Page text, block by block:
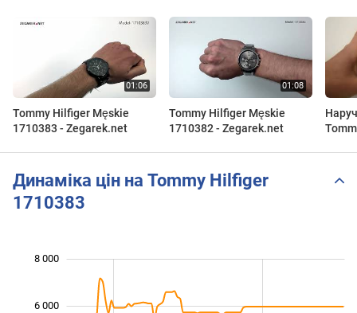
Tommy Hilfiger Męskie
1710383 - Zegarek.net
Tommy Hilfiger Męskie
1710382 - Zegarek.net
Динаміка цін на Tommy Hilfiger
1710383
6 000
8 000